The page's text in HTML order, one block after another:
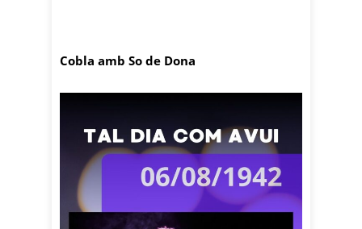
Cobla amb So de Dona